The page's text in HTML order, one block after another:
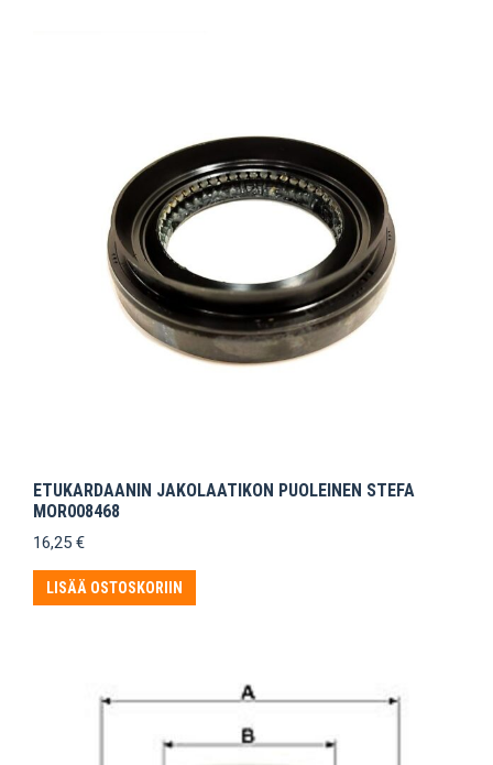
ETUKARDAANIN JAKOLAATIKON PUOLEINEN STEFA
MOR008468
16,25 €
LISÄÄ OSTOSKORIIN